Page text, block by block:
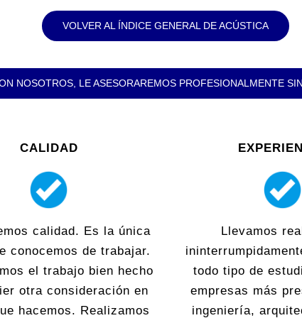
VOLVER AL ÍNDICE GENERAL DE ACÚSTICA
NOSOTROS, LE ASESORAREMOS PROFESIONALMENTE
CALIDAD
calidad. Es la única
conocemos de trabajar.
el trabajo bien hecho
otra consideración en
hacemos. Realizamos
Llevamos
todo tipo de
empresas más
ingeniería,